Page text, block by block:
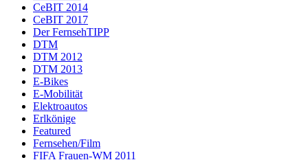
CeBIT 2014
CeBIT 2017
Der FernsehTIPP
DTM
DTM 2012
DTM 2013
E-Bikes
E-Mobilität
Elektroautos
Erlkönige
Featured
Fernsehen/Film
FIFA Frauen-WM 2011